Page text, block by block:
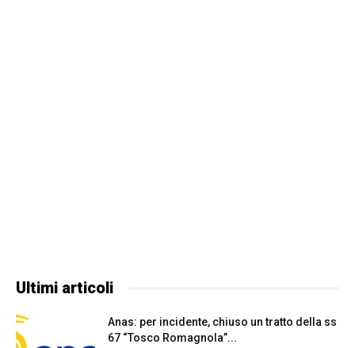
Ultimi articoli
Anas: per incidente, chiuso un tratto della ss
67 “Tosco Romagnola”...